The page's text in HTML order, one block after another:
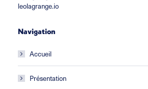
leolagrange.io
Navigation
Accueil
Présentation